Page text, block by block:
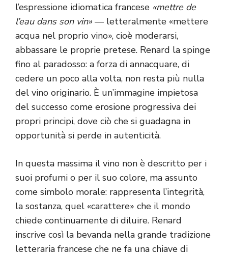
l’espressione idiomatica francese «mettre de
l’eau dans son vin» — letteralmente «mettere
acqua nel proprio vino», cioè moderarsi,
abbassare le proprie pretese. Renard la spinge
fino al paradosso: a forza di annacquare, di
cedere un poco alla volta, non resta più nulla
del vino originario. È un’immagine impietosa
del successo come erosione progressiva dei
propri principi, dove ciò che si guadagna in
opportunità si perde in autenticità.
In questa massima il vino non è descritto per i
suoi profumi o per il suo colore, ma assunto
come simbolo morale: rappresenta l’integrità,
la sostanza, quel «carattere» che il mondo
chiede continuamente di diluire. Renard
inscrive così la bevanda nella grande tradizione
letteraria francese che ne fa una chiave di